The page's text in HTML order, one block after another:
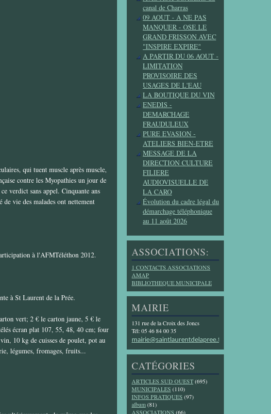
qui tuent muscle après muscle,
contre les Myopathies un jour de
verdict sans appel. Cinquante ans
vie des malades ont nettement
à l'AFMTéléthon 2012.
à St Laurent de la Prée.
vert; 2 € le carton jaune, 5 € le
écran plat 107, 55, 48, 40 cm; four
10 kg de cuisses de poulet, pot au
légumes, fromages, fruits...
canal de Charras
09 AOUT - A NE PAS
MANQUER - OSE LE
GRAND FRISSON AVEC
"INSPIRE EXPIRE"
A PARTIR DU 06 AOUT -
LIMITATION
PROVISOIRE DES
USAGES DE L'EAU
LA BOUTIQUE DU VIN
ENEDIS -
DEMARCHAGE
FRAUDULEUX
PURE EVASION -
ATELIERS BIEN-ETRE
MESSAGE DE LA
DIRECTION CULTURE
FILIERE
AUDIOVISUELLE DE
LA CARO
Évolution du cadre légal du
démarchage téléphonique
au 11 août 2026
ASSOCIATIONS:
1 CONTACTS ASSOCIATIONS
AMAP
BIBLIOTHEQUE MUNICIPALE
MAIRIE
131 rue de la Croix des Joncs
Tél: 05 46 84 00 35
mairie@saintlaurentdelapree.fr
CATÉGORIES
ARTICLES SUD OUEST(695)
MUNICIPALES (110)
INFOS PRATIQUES (97)
album(81)
ASSOCIATIONS (66)